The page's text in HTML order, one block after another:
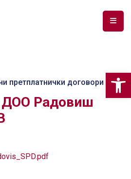
претплатнички договори
Радовиш